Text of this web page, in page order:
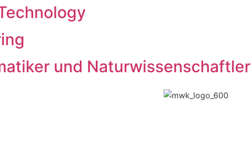
und Naturwissenschaftler